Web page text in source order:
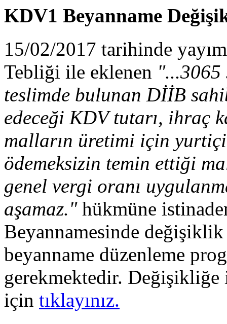
KDV1 Beyanname
15/02/2017 tarihinde
Tebliği ile eklenen "...3065
teslimde bulunan DİİB
edeceği KDV tutarı, ihraç
malların üretimi için yurtiçi
ödemeksizin temin ettiği
genel vergi oranı
aşamaz."hükmüne
Beyannamesinde
beyanname düzenleme
gerekmektedir. Değişikliğe
için tıklayınız.